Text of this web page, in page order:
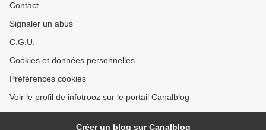
Contact
Signaler un abus
C.G.U.
Cookies et données personnelles
Préférences cookies
Voir le profil de infotrooz sur le portail Canalblog
Créer un blog sur Canalblog